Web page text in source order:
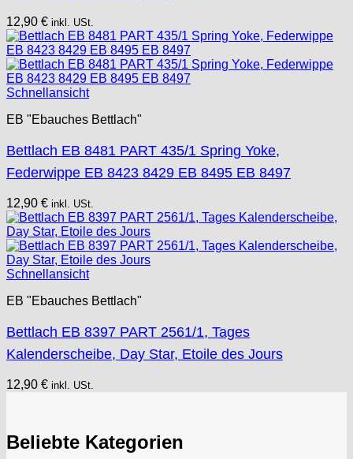
12,90 € inkl. USt.
Schnellansicht
EB "Ebauches Bettlach"
Bettlach EB 8481 PART 435/1 Spring Yoke,
Federwippe EB 8423 8429 EB 8495 EB 8497
12,90 € inkl. USt.
Schnellansicht
EB "Ebauches Bettlach"
Bettlach EB 8397 PART 2561/1, Tages
Kalenderscheibe, Day Star, Etoile des Jours
12,90 € inkl. USt.
Beliebte Kategorien